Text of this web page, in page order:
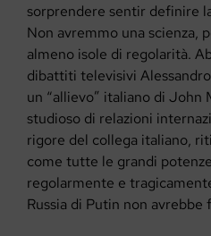
sorprendere sentir definire
Non avremmo una scienza,
almeno isole di regolarità.
dibattiti televisivi
un “allievo” italiano di John
studioso di relazioni
rigore del collega italiano,
come tutte le grandi
regolarmente e
Russia di Putin non